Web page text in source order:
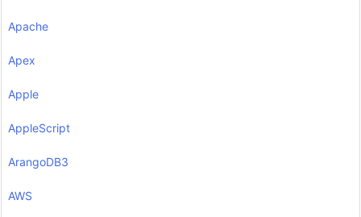
Apache
Apex
Apple
AppleScript
ArangoDB3
AWS